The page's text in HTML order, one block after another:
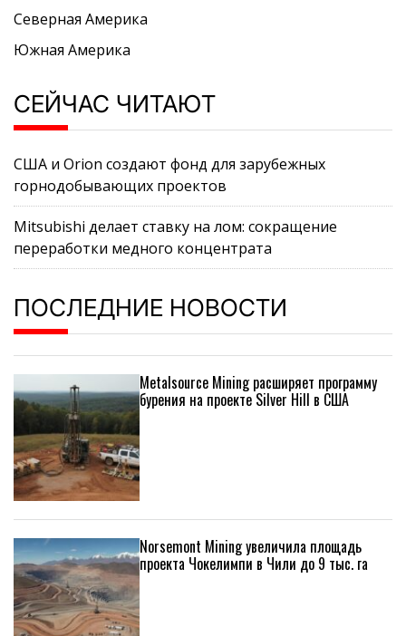
Северная Америка
Южная Америка
СЕЙЧАС ЧИТАЮТ
США и Orion создают фонд для зарубежных
горнодобывающих проектов
Mitsubishi делает ставку на лом: сокращение
переработки медного концентрата
ПОСЛЕДНИЕ НОВОСТИ
Metalsource Mining расширяет программу
бурения на проекте Silver Hill в США
Norsemont Mining увеличила площадь
проекта Чокелимпи в Чили до 9 тыс. га